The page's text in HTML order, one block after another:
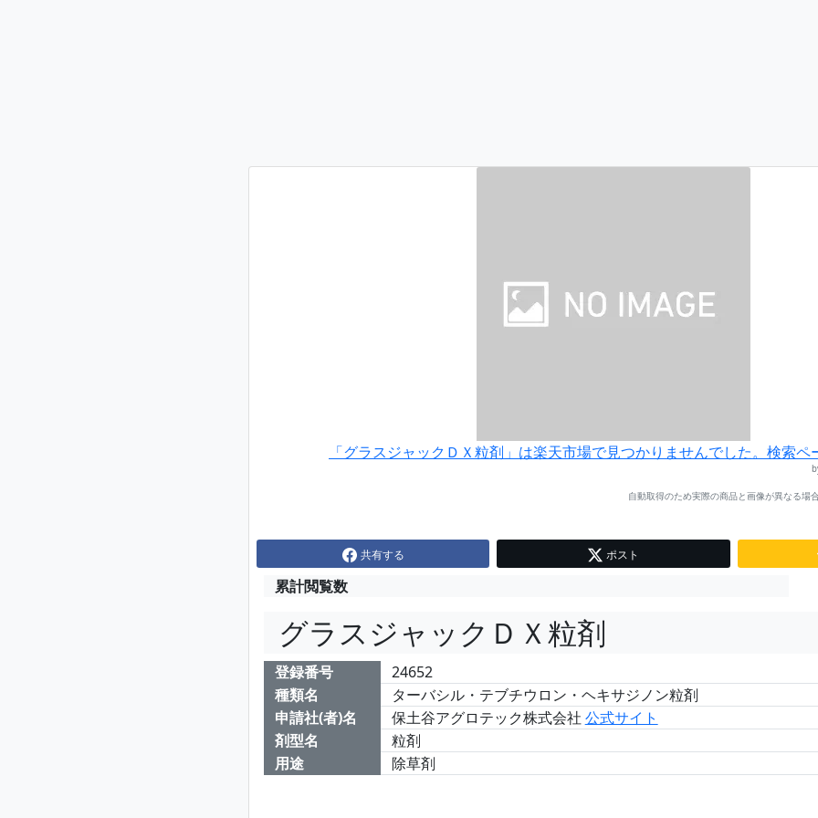
「グラスジャックＤＸ粒剤」は楽天市場で見つかりませんでした。検索ペ
自動取得のため実際の商品と画像が異なる場
共有する ポスト
累計閲覧数
グラスジャックＤＸ粒剤
登録番号
24652
種類名
ターバシル・テブチウロン・ヘキサジノン粒剤
申請社(者)名
保土谷アグロテック株式会社 公式サイト
剤型名
粒剤
用途
除草剤